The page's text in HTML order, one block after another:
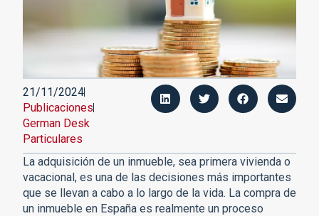
21/11/2024
Publicaciones
German Desk
Particulares
La adquisición de un inmueble, sea primera vivienda o
vacacional, es una de las decisiones más importantes
que se llevan a cabo a lo largo de la vida. La compra de
un inmueble en España es realmente un proceso